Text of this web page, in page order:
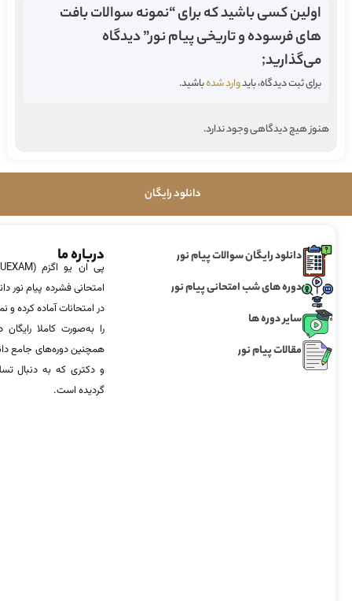
اولین کسی باشید که برای “نمونه سوالات بافت
های فرسوده و تاریخی پیام نور” دیدگاه
می‌گذارید;
برای ثبت دیدگاه، بایدوارد شدهباشید.
هنوز هیچ دیدگاهی وجود ندارد.
دانلود رایگان
دانلود رایگان سوالات پیام نور
دوره های شب امتحانی پیام نور
سایر دوره ها
مقالات پیام نور
درباره ما
امتحانی فشرده پیام نور
در امتحانات آماده‌ کرده
را به‌صورت کاملا
همچنین دوره‌های جامع
و دکتری که به دنبال
گردیده است.